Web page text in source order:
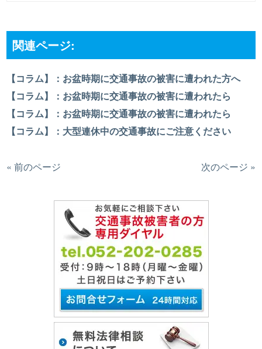
関連ページ:
【コラム】：お盆時期に交通事故の被害に遭われた方へ
【コラム】：お盆時期に交通事故の被害に遭われたら
【コラム】：お盆時期に交通事故の被害に遭われたら
【コラム】：大型連休中の交通事故にご注意ください
« 前のページ 次のページ »